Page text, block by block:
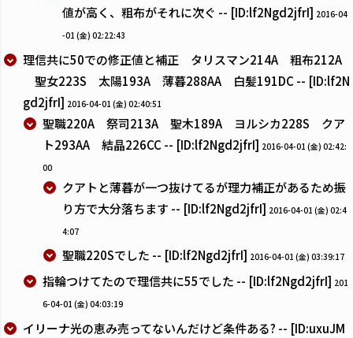
値が高く、粗布がそれに次ぐ -- [ID:lf2Ngd2jfrI] 2016-04
-01 (金) 02:22:43
理信共に50での修正値と補正 タリスマン214A 粗布212A
聖女223S 太陽193A 薄暮288AA 白髪191DC -- [ID:lf2N
gd2jfrI] 2016-04-01 (金) 02:40:51
聖職220A 祭司213A 聖木189A ヨルシカ228S クア
ト293AA 結晶226CC -- [ID:lf2Ngd2jfrI] 2016-04-01 (金) 02:42:
00
クアトと薄暮が一つ抜けてるが理力補正があるため振
り方で大分落ちます -- [ID:lf2Ngd2jfrI] 2016-04-01 (金) 02:4
4:07
聖職220Sでした -- [ID:lf2Ngd2jfrI] 2016-04-01 (金) 03:39:17
指輪つけてたので理信共に55でした -- [ID:lf2Ngd2jfrI] 201
6-04-01 (金) 04:03:19
イリーナ光の恵み売ってないんだけど条件ある? -- [ID:uxuJM